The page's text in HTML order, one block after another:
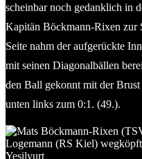
scheinbar noch gedanklich in
Kapitän Böckmann-Rixen zur
Seite nahm der aufgerückte
mit seinen Diagonalbällen
den Ball gekonnt mit der
unten links zum 0:1. (49.).